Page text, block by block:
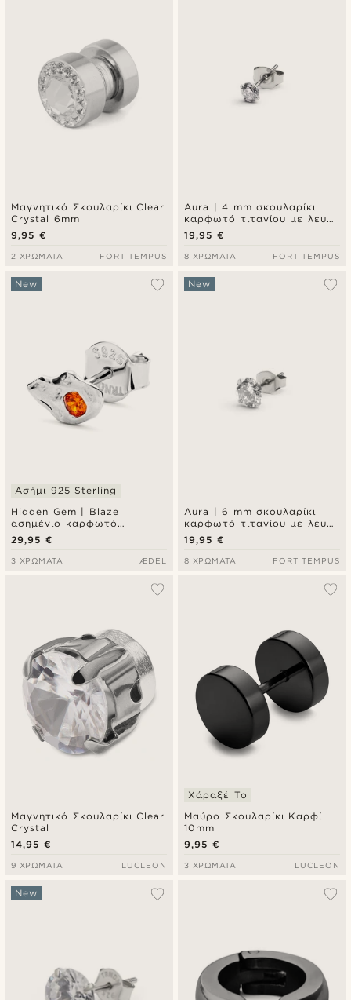
Μαγνητικό Σκουλαρίκι Clear
Crystal 6mm
9,95 €
2 ΧΡΏΜΑΤΑ FORT TEMPUS
Aura | 4 mm σκουλαρίκι
καρφωτό τιτανίου με λευκή
ζιρκόνια
19,95 €
8 ΧΡΏΜΑΤΑ FORT TEMPUS
Hidden Gem | Blaze
ασημένιο καρφωτό
σκουλαρίκι από ασήμι 925
sterling
New
Ασήμι 925 Sterling
29,95 €
3 ΧΡΏΜΑΤΑ ÆDEL
Aura | 6 mm σκουλαρίκι
καρφωτό τιτανίου με λευκή
ζιρκόνια
New
19,95 €
8 ΧΡΏΜΑΤΑ FORT TEMPUS
Μαγνητικό Σκουλαρίκι Clear
Crystal
14,95 €
9 ΧΡΏΜΑΤΑ LUCLEON
Μαύρο Σκουλαρίκι Καρφί
10mm
Χάραξέ Το
9,95 €
3 ΧΡΏΜΑΤΑ LUCLEON
New